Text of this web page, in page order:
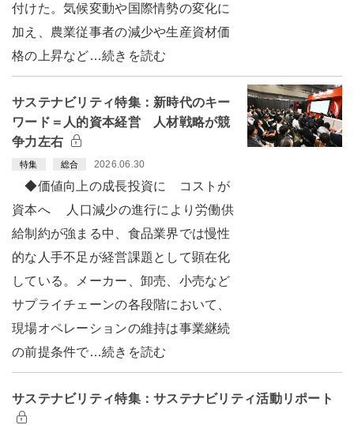
付けた。気候変動や国際情勢の変化に
加え、農業従事者の減少や生産資材価
格の上昇など…続きを読む
サステナビリティ特集：新時代のキー
ワード＝人的資本経営 人材戦略が競
争力左右
特集 総合 2026.06.30
◆価値向上の成長投資に コストが
資本へ 人口減少の進行により労働供
給制約が強まる中、食品業界では慢性
的な人手不足が経営課題として顕在化
している。メーカー、卸売、小売など
サプライチェーンの各段階において、
現場オペレーションの維持は事業継続
の前提条件で…続きを読む
サステナビリティ特集：サステナビリティ活動リポート